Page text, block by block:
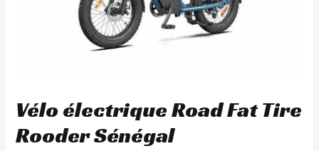
Vélo électrique Road Fat Tire
Rooder Sénégal